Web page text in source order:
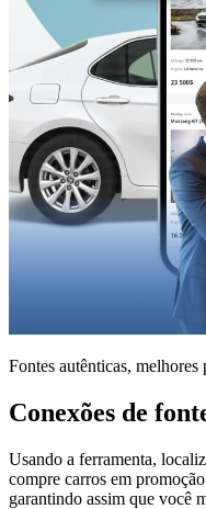
Fontes autênticas, melhores
Conexões de
Usando a ferramenta,
compre carros em
garantindo assim que você